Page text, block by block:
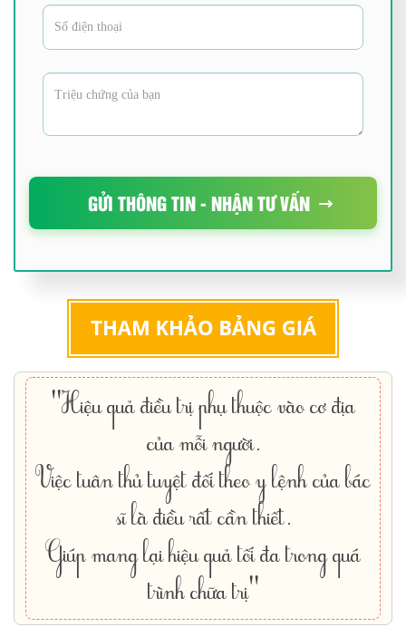
GỬI THÔNG TIN - NHẬN TƯ VẤN
"Hiệu quả điều trị phụ thuộc vào cơ địa
của mỗi người.
Việc tuân thủ tuyệt đối theo y lệnh của bác
sĩ là điều rất cần thiết.
Giúp mang lại hiệu quả tối đa trong quá
trình chữa trị"